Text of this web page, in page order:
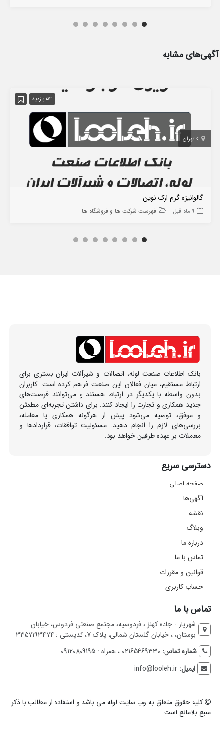
آگهی‌های مشابه
53 بازدید
تهران
گالوانیزه گرم ارک نوین
9 ماه قبل فهرست شرکت ها و فروشگاه ها
بانک اطلاعات صنعت لوله، اتصالات و شیرآلات ایران بستری برای
ارتباط مستقیم، میان فعالان این صنعت فراهم کرده است. کاربران
بدون واسطه با یکدیگر در ارتباط هستند و می‌توانند فرصت‌های
جدید همکاری و تجارت را ایجاد کنند. برای داشتن تجربه‌ای مطمئن
و موفق، توصیه می‌شود پیش از هرگونه همکاری یا معامله،
بررسی‌های لازم را انجام دهید. مسئولیت توافقات، قراردادها و
معاملات بر عهده طرفین خواهد بود.
دسترسی سریع
صفحه اصلی
آگهی‌ها
نقشه
وبلاگ
درباره ما
تماس با ما
قوانین و مقررات
حساب کاربری
تماس با ما
شهریار - جاده کهنز ، فردوسیه، مجتمع صنعتی فردوس، خیابان
بوستان، ، خیابان گلستان شمالی، پلاک 7، کدپستی : ۳۳۵۷۱۹۳۴۷۴
شماره تماس: 02165469330 ، همراه : 09120809195
ایمیل:info@looleh.ir
کلیه حقوق متعلق به وب سایت لوله می باشد و استفاده از مطالب با ذکر
منبع بلامانع است.